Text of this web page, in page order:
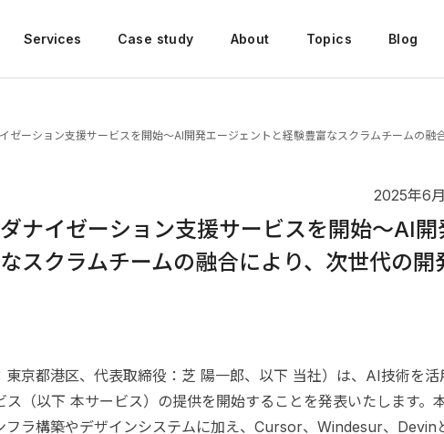
Services Case study About Topics Blog
ゼーション支援サービスを開始〜AI開発エージェントと経験豊富なスクラムチームの融
2025年6
ナイゼーション支援サービスを開始〜AI開
スクラムチームの融合により、次世代の開
京都港区、代表取締役：芝 陽一郎、以下 当社）は、AI技術を活
（以下 本サービス）の提供を開始することを発表いたします。
フラ構築やデザインシステムに加え、Cursor、Windesur、Devin